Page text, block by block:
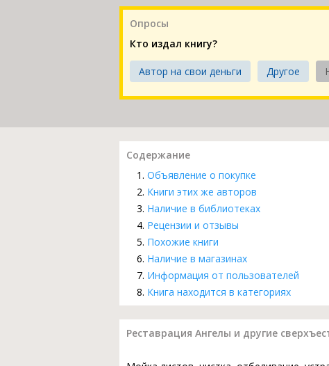
Опросы
Кто издал книгу?
Автор на свои деньги Другое
Содержание
Объявление о покупке
Книги этих же авторов
Наличие в библиотеках
Рецензии и отзывы
Похожие книги
Наличие в магазинах
Информация от пользователей
Книга находится в категориях
Реставрация Ангелы и другие